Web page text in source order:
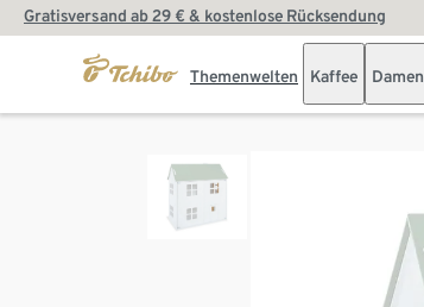
Gratisversand ab 29 € & kostenlose Rücksendung
Themenwelten Kaffee Damen